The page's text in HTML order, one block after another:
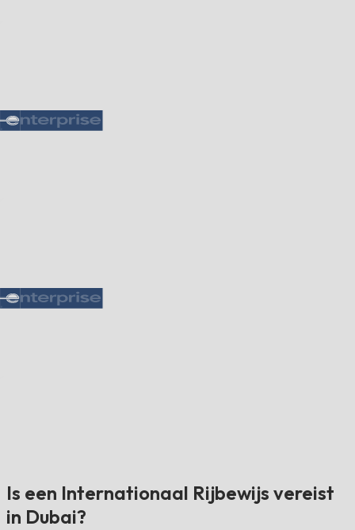
Is een Internationaal Rijbewijs vereist
in Dubai?